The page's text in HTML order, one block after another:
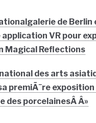
de Berlin
VR pour
Magical Reflections
des arts
premiÃ¨re
des porcelainesÂ Â»